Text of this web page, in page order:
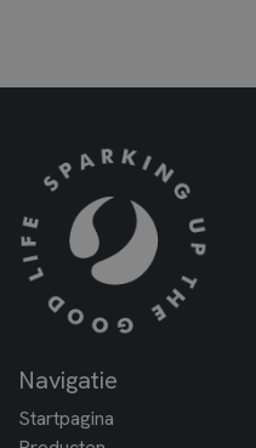
Navigatie
Startpagina